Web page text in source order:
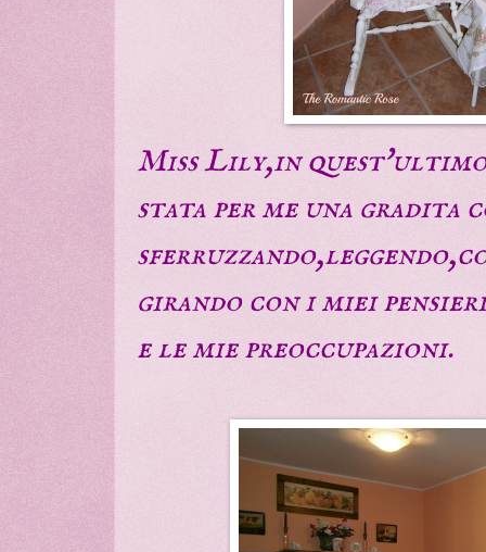
Miss Lily,in
stata per me una gradita
girando con i miei
e le mie preoccupazioni.